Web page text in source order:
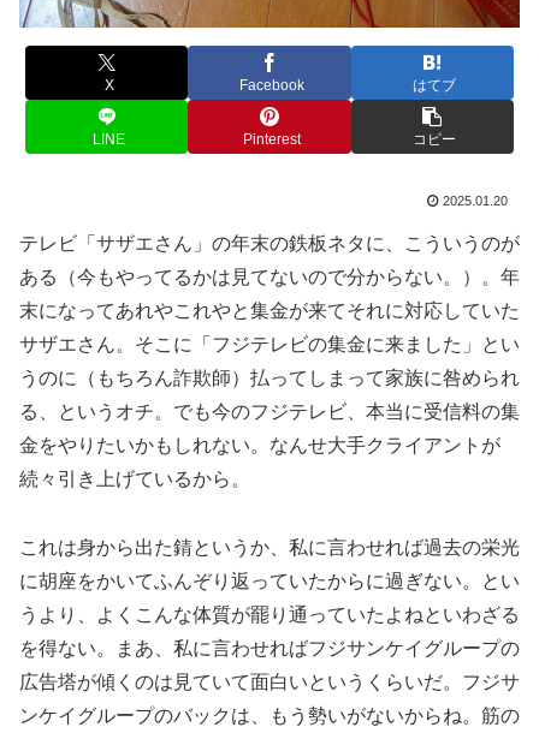
X Facebook はてブ
LINE Pinterest コピー
2025.01.20
テレビ「サザエさん」の年末の鉄板ネタに、こういうのが
ある（今もやってるかは見てないので分からない。）。年
末になってあれやこれやと集金が来てそれに対応していた
サザエさん。そこに「フジテレビの集金に来ました」とい
うのに（もちろん詐欺師）払ってしまって家族に咎められ
る、というオチ。でも今のフジテレビ、本当に受信料の集
金をやりたいかもしれない。なんせ大手クライアントが
続々引き上げているから。
これは身から出た錆というか、私に言わせれば過去の栄光
に胡座をかいてふんぞり返っていたからに過ぎない。とい
うより、よくこんな体質が罷り通っていたよねといわざる
を得ない。まあ、私に言わせればフジサンケイグループの
広告塔が傾くのは見ていて面白いというくらいだ。フジサ
ンケイグループのバックは、もう勢いがないからね。筋の